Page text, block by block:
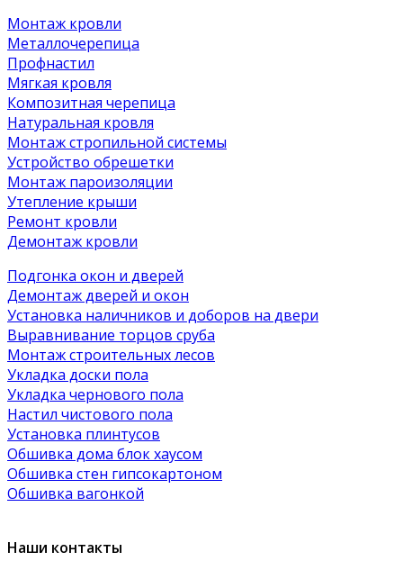
Монтаж кровли
Металлочерепица
Профнастил
Мягкая кровля
Композитная черепица
Натуральная кровля
Монтаж стропильной системы
Устройство обрешетки
Монтаж пароизоляции
Утепление крыши
Ремонт кровли
Демонтаж кровли
Подгонка окон и дверей
Демонтаж дверей и окон
Установка наличников и доборов на двери
Выравнивание торцов сруба
Монтаж строительных лесов
Укладка доски пола
Укладка чернового пола
Настил чистового пола
Установка плинтусов
Обшивка дома блок хаусом
Обшивка стен гипсокартоном
Обшивка вагонкой
Наши контакты